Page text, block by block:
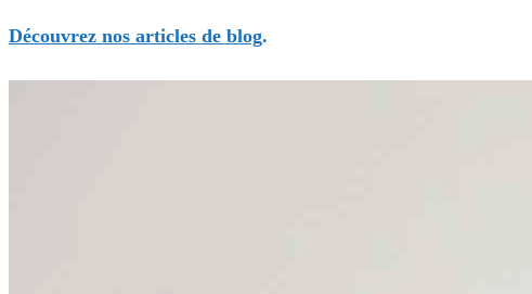
Découvrez nos articles de blog.